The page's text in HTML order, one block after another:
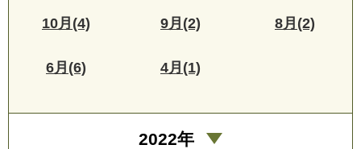
10月(4) 9月(2) 8月(2)
6月(6) 4月(1)
2022年